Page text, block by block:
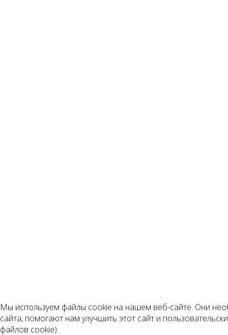
Мы используем файлы cookie на нашем веб-сайте. Они
сайта, помогают нам улучшить этот сайт и
файлов cookie).